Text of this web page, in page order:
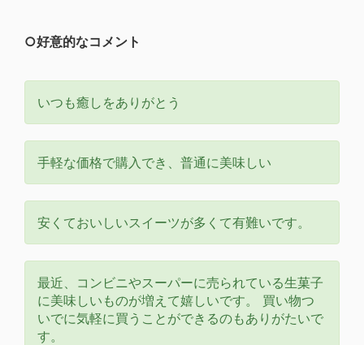
○好意的なコメント
いつも癒しをありがとう
手軽な価格で購入でき、普通に美味しい
安くておいしいスイーツが多くて有難いです。
最近、コンビニやスーパーに売られている生菓子
に美味しいものが増えて嬉しいです。 買い物つ
いでに気軽に買うことができるのもありがたいで
す。